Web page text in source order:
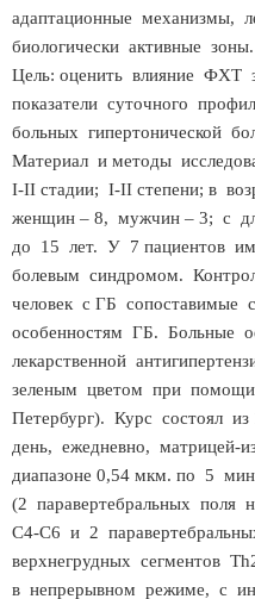
адаптационные механизмы,
биологически активные
Цель: оценить влияние ФХТ
показатели суточного
больных гипертонической
Материал и методы
I-II стадии; I-II степени; в
женщин – 8, мужчин – 3; с
до 15 лет. У 7 пациентов
болевым синдромом.
человек с ГБ сопоставимые
особенностям ГБ. Больные
лекарственной
зеленым цветом при
Петербург). Курс состоял
день, ежедневно, матрицей-
диапазоне 0,54 мкм. по 5
(2 паравертебральных поля
С4-С6 и 2
верхнегрудных сегментов
в непрерывном режиме, с